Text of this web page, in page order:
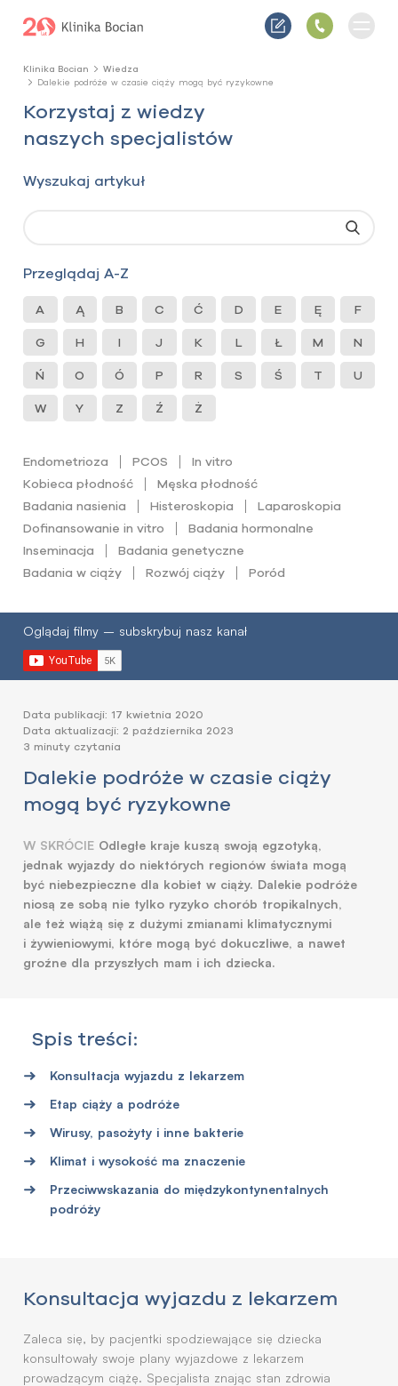
Klinika Bocian
Wiedza
Dalekie podróże w czasie ciąży mogą być ryzykowne
Korzystaj z wiedzy
naszych specjalistów
Wyszukaj artykuł
Przeglądaj A-Z
A Ą B C Ć D E Ę F
G H I J K L Ł M N
Ń O Ó P R S Ś T U
W Y Z Ź Ż
Endometrioza PCOS
In vitro
Kobieca płodność
Męska płodność
Badania nasienia
Histeroskopia
Laparoskopia
Dofinansowanie in vitro
Badania hormonalne
Inseminacja
Badania genetyczne
Badania w ciąży
Rozwój ciąży Poród
Oglądaj filmy – subskrybuj nasz kanał
Data publikacji: 17 kwietnia 2020
Data aktualizacji: 2 października 2023
3 minuty czytania
Dalekie podróże w czasie ciąży
mogą być ryzykowne
W SKRÓCIE Odległe kraje kuszą swoją egzotyką,
jednak wyjazdy do niektórych regionów świata mogą
być niebezpieczne dla kobiet w ciąży. Dalekie podróże
niosą ze sobą nie tylko ryzyko chorób tropikalnych,
ale też wiążą się z dużymi zmianami klimatycznymi
i żywieniowymi, które mogą być dokuczliwe, a nawet
groźne dla przyszłych mam i ich dziecka.
Spis treści:
Konsultacja wyjazdu z lekarzem
Etap ciąży a podróże
Wirusy, pasożyty i inne bakterie
Klimat i wysokość ma znaczenie
Przeciwwskazania do międzykontynentalnych
podróży
Konsultacja wyjazdu z lekarzem
Zaleca się, by pacjentki spodziewające się dziecka
konsultowały swoje plany wyjazdowe z lekarzem
prowadzącym ciążę. Specjalista znając stan zdrowia